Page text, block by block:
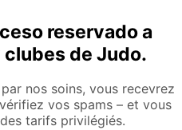
reservado a
de Judo.
nos soins, vous recevrez
vos spams – et vous
tarifs privilégiés.